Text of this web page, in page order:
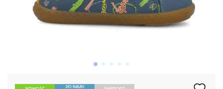
DO NAUKI